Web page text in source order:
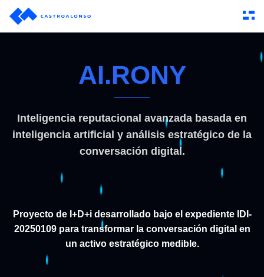
AI.RONY
Inteligencia reputacional avanzada basada en
inteligencia artificial y análisis estratégico de la
conversación digital.
Proyecto de I+D+i desarrollado bajo el expediente IDI-
20250109 para transformar la conversación digital en
un activo estratégico medible.